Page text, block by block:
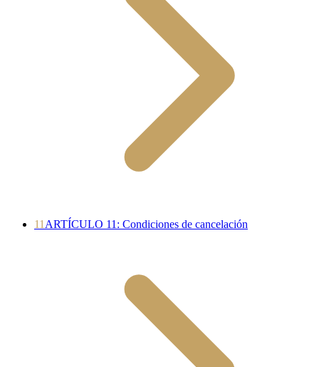
11 ARTÍCULO 11: Condiciones de cancelación